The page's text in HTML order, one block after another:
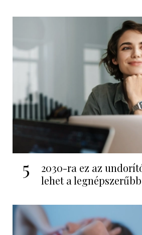
5
2030-ra ez az
lehet a legnépszerűbb